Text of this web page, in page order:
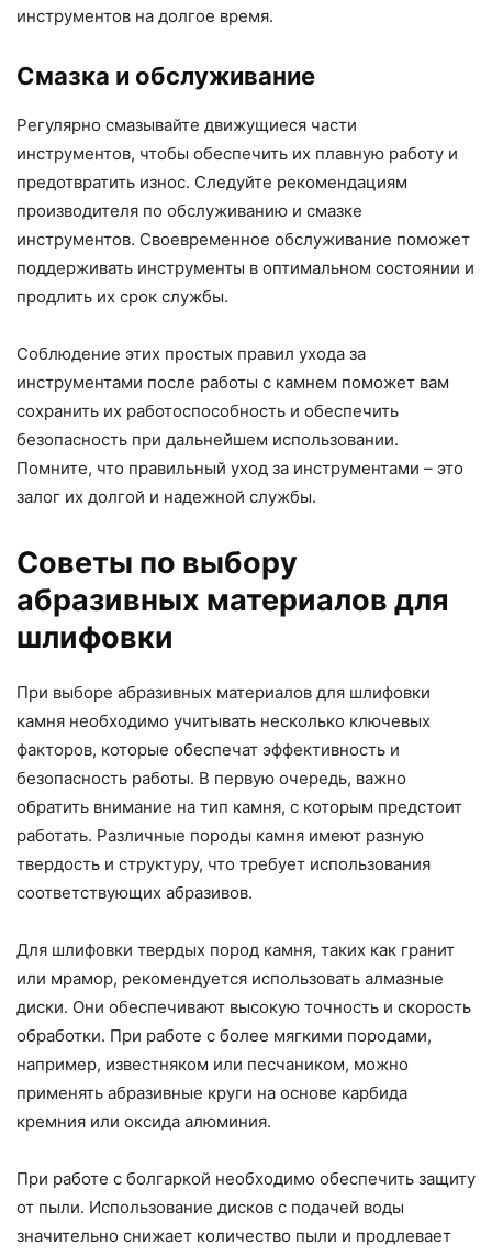
инструментов на долгое время.
Смазка и обслуживание
Регулярно смазывайте движущиеся части
инструментов, чтобы обеспечить их плавную работу и
предотвратить износ. Следуйте рекомендациям
производителя по обслуживанию и смазке
инструментов. Своевременное обслуживание поможет
поддерживать инструменты в оптимальном состоянии и
продлить их срок службы.
Соблюдение этих простых правил ухода за
инструментами после работы с камнем поможет вам
сохранить их работоспособность и обеспечить
безопасность при дальнейшем использовании.
Помните, что правильный уход за инструментами – это
залог их долгой и надежной службы.
Советы по выбору
абразивных материалов для
шлифовки
При выборе абразивных материалов для шлифовки
камня необходимо учитывать несколько ключевых
факторов, которые обеспечат эффективность и
безопасность работы. В первую очередь, важно
обратить внимание на тип камня, с которым предстоит
работать. Различные породы камня имеют разную
твердость и структуру, что требует использования
соответствующих абразивов.
Для шлифовки твердых пород камня, таких как гранит
или мрамор, рекомендуется использовать алмазные
диски. Они обеспечивают высокую точность и скорость
обработки. При работе с более мягкими породами,
например, известняком или песчаником, можно
применять абразивные круги на основе карбида
кремния или оксида алюминия.
При работе с болгаркой необходимо обеспечить защиту
от пыли. Использование дисков с подачей воды
значительно снижает количество пыли и продлевает